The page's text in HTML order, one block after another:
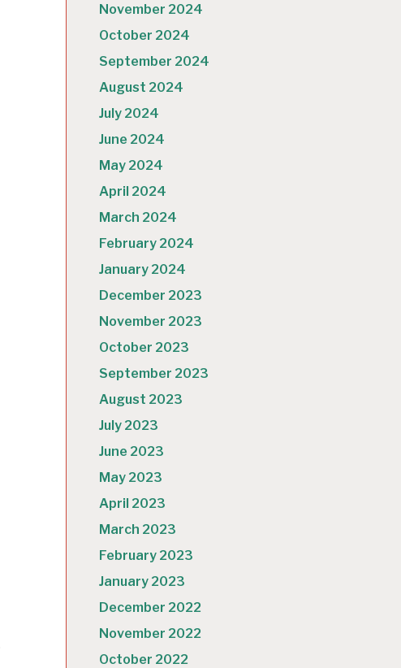
November 2024
October 2024
September 2024
August 2024
July 2024
June 2024
May 2024
April 2024
March 2024
February 2024
January 2024
December 2023
November 2023
October 2023
September 2023
August 2023
July 2023
June 2023
May 2023
April 2023
March 2023
February 2023
January 2023
December 2022
November 2022
October 2022